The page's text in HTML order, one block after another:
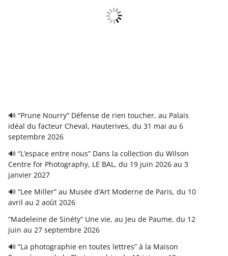
🔊 “Prune Nourry” Défense de rien toucher, au Palais
idéal du facteur Cheval, Hauterives, du 31 mai au 6
septembre 2026
🔊 “L’espace entre nous” Dans la collection du Wilson
Centre for Photography, LE BAL, du 19 juin 2026 au 3
janvier 2027
🔊 “Lee Miller” au Musée d’Art Moderne de Paris, du 10
avril au 2 août 2026
“Madeleine de Sinéty” Une vie, au Jeu de Paume, du 12
juin au 27 septembre 2026
🔊 “La photographie en toutes lettres” à la Maison